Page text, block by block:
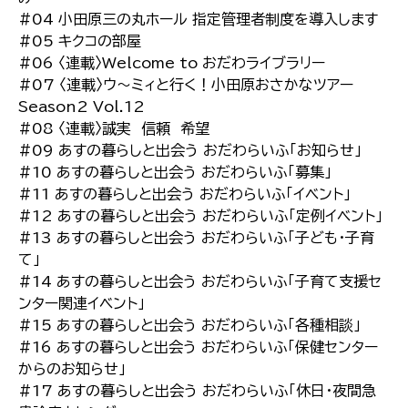
#04 小田原三の丸ホール 指定管理者制度を導入します
#05 キクコの部屋
#06 〈連載〉Welcome to おだわライブラリー
#07 〈連載〉ウ～ミィと行く！小田原おさかなツアー
Season2 Vol.12
#08 〈連載〉誠実 信頼 希望
#09 あすの暮らしと出会う おだわらいふ「お知らせ」
#10 あすの暮らしと出会う おだわらいふ「募集」
#11 あすの暮らしと出会う おだわらいふ「イベント」
#12 あすの暮らしと出会う おだわらいふ「定例イベント」
#13 あすの暮らしと出会う おだわらいふ「子ども・子育
て」
#14 あすの暮らしと出会う おだわらいふ「子育て支援セ
ンター関連イベント」
#15 あすの暮らしと出会う おだわらいふ「各種相談」
#16 あすの暮らしと出会う おだわらいふ「保健センター
からのお知らせ」
#17 あすの暮らしと出会う おだわらいふ「休日・夜間急